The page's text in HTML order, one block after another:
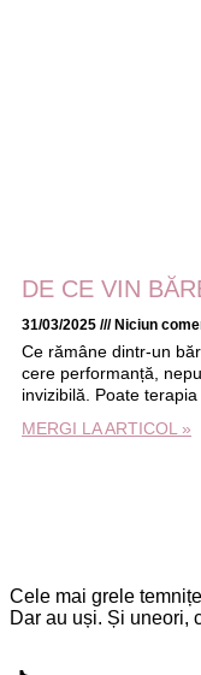
DE CE VIN
31/03/2025 Niciun
Ce rămâne dintr-un
cere performanță,
invizibilă. Poate
MERGI LA ARTICOL »
Cele mai grele
Dar au uși. Și uneori,